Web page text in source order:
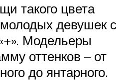
такого цвета
девушек с
Модельеры
оттенков – от
до янтарного.